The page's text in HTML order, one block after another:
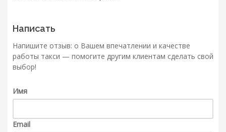
Написать
Напишите отзыв: о Вашем впечатлении и качестве
работы такси — помогите другим клиентам сделать свой
выбор!
Имя
Email